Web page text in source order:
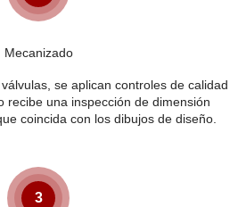
Mecanizado
se aplican controles de calidad
recibe una inspección de dimensión
coincida con los dibujos de diseño.
3